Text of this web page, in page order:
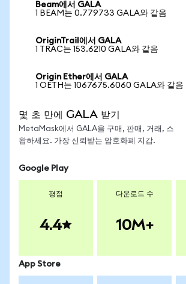
Beam에서 GALA
1 BEAM는 0.779733 GALA와 같음
OriginTrail에서 GALA
1 TRAC는 153.6210 GALA와 같음
Origin Ether에서 GALA
1 OETH는 1067675.6060 GALA와 같음
몇 초 만에 GALA 받기
MetaMask에서 GALA을 구매, 판매, 거래, 스
왑하세요. 가장 신뢰받는 암호화폐 지갑.
Google Play
평점
4.4
다운로드 수
10M+
App Store